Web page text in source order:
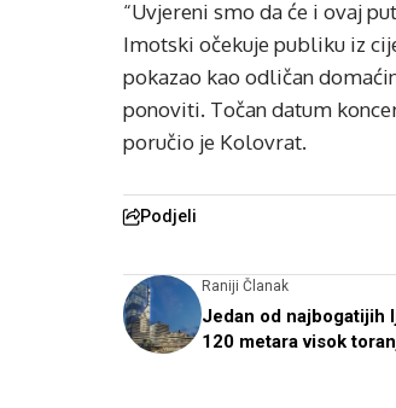
“Uvjereni smo da će i ovaj
Imotski očekuje publiku iz
pokazao kao odličan
ponoviti. Točan datum
poručio je Kolovrat.
Podjeli
Raniji Članak
Jedan od najbogatijih
120 metara visok